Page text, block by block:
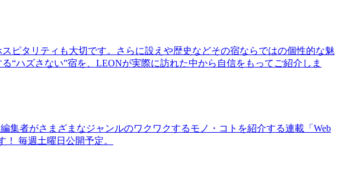
タリティも大切です。さらに設えや歴史などその宿ならではの個性的な魅
“ハズさない”宿を、LEONが実際に訪れた中から自信をもってご紹介しま
集者がさまざまなジャンルのワクワクするモノ・コトを紹介する連載「Web
毎週土曜日公開予定。